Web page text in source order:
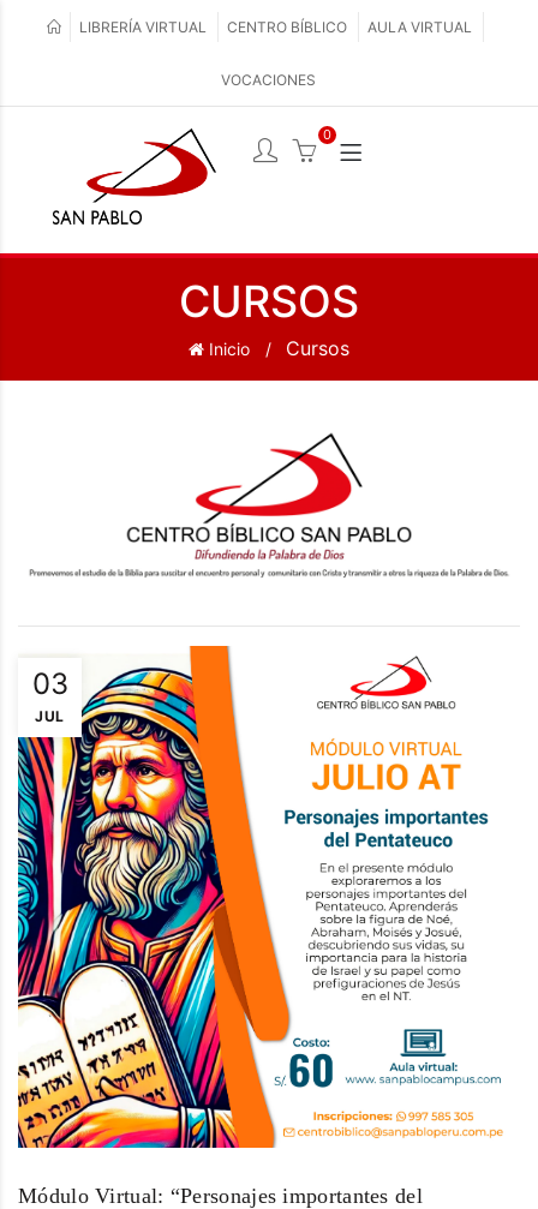
LIBRERÍA VIRTUAL CENTRO BÍBLICO AULA VIRTUAL
VOCACIONES
0
CURSOS
Inicio Cursos
03
JUL
Módulo Virtual: “Personajes importantes del